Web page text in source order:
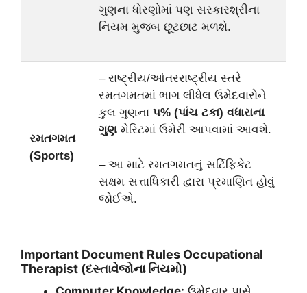
ગુણના ધોરણોમાં પણ સરકારશ્રીના
નિયમ મુજબ છૂટછાટ મળશે.
રમતગમત
(Sports)
– રાષ્ટ્રીય/આંતરરાષ્ટ્રીય સ્તરે
રમતગમતમાં ભાગ લીધેલ ઉમેદવારોને
કુલ ગુણના ૫% (પાંચ ટકા) વધારાના
ગુણ મેરિટમાં ઉમેરી આપવામાં આવશે.
– આ માટે રમતગમતનું સર્ટિફિકેટ
સક્ષમ સત્તાધિકારી દ્વારા પ્રમાણિત હોવું
જોઈએ.
Important Document Rules Occupational
Therapist (દસ્તાવેજોના નિયમો)